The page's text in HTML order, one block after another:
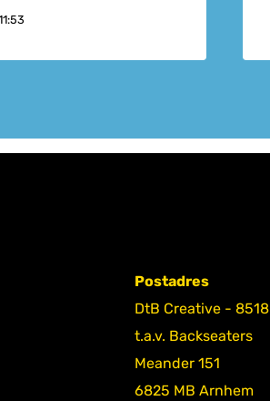
Postadres
DtB Creative - 8518
t.a.v. Backseaters
Meander 151
6825 MB Arnhem